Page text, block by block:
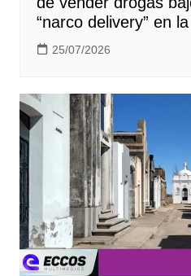
“narco delivery” en
25/07/2026